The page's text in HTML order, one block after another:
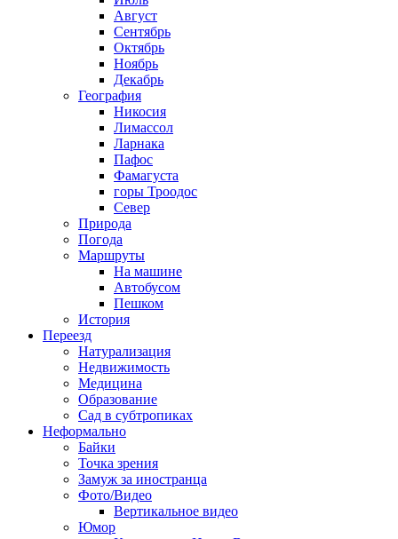
Август
Сентябрь
Октябрь
Ноябрь
Декабрь
География
Никосия
Лимассол
Ларнака
Пафос
Фамагуста
горы Троодос
Север
Природа
Погода
Маршруты
На машине
Автобусом
Пешком
История
Переезд
Натурализация
Недвижимость
Медицина
Образование
Сад в субтропиках
Неформально
Байки
Точка зрения
Замуж за иностранца
Фото/Видео
Вертикальное видео
Юмор